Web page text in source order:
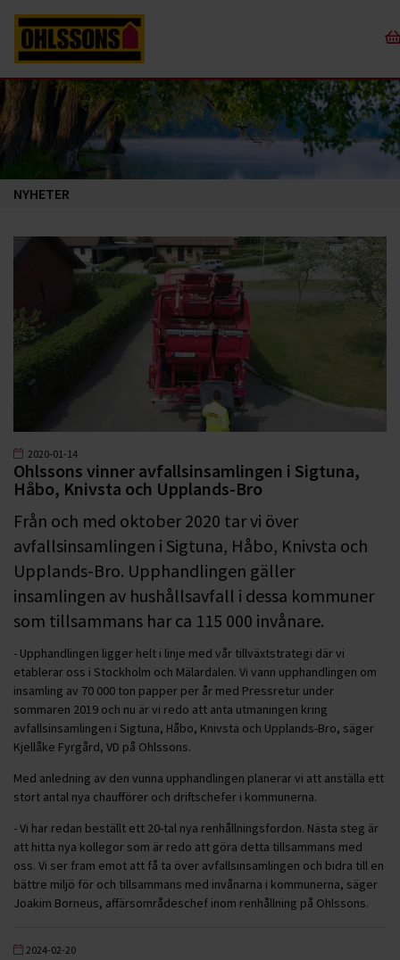
NYHETER
2020-01-14
Ohlssons vinner avfallsinsamlingen i Sigtuna,
Håbo, Knivsta och Upplands-Bro
Från och med oktober 2020 tar vi över
avfallsinsamlingen i Sigtuna, Håbo, Knivsta och
Upplands-Bro. Upphandlingen gäller
insamlingen av hushållsavfall i dessa kommuner
som tillsammans har ca 115 000 invånare.
- Upphandlingen ligger helt i linje med vår tillväxtstrategi där vi
etablerar oss i Stockholm och Mälardalen. Vi vann upphandlingen om
insamling av 70 000 ton papper per år med Pressretur under
sommaren 2019 och nu är vi redo att anta utmaningen kring
avfallsinsamlingen i Sigtuna, Håbo, Knivsta och Upplands-Bro, säger
Kjellåke Fyrgård, VD på Ohlssons.
Med anledning av den vunna upphandlingen planerar vi att anställa ett
stort antal nya chaufförer och driftschefer i kommunerna.
- Vi har redan beställt ett 20-tal nya renhållningsfordon. Nästa steg är
att hitta nya kollegor som är redo att göra detta tillsammans med
oss. Vi ser fram emot att få ta över avfallsinsamlingen och bidra till en
bättre miljö för och tillsammans med invånarna i kommunerna, säger
Joakim Borneus, affärsområdeschef inom renhållning på Ohlssons.
2024-02-20